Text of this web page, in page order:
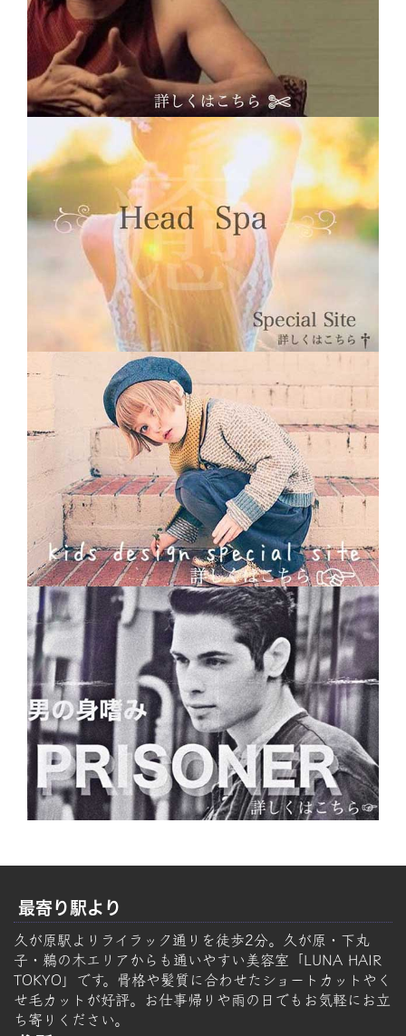
最寄り駅より
久が原駅よりライラック通りを徒歩2分。久が原・下丸
子・鵜の木エリアからも通いやすい美容室「LUNA HAIR
TOKYO」です。骨格や髪質に合わせたショートカットやく
せ毛カットが好評。お仕事帰りや雨の日でもお気軽にお立
ち寄りください。